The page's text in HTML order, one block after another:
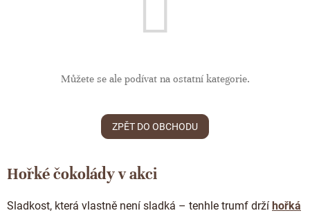
Vánoční čokolády
JANEK Merchandise
Exkluzivní (limitované) spolupráce
Čokoládové krémy
Proteinová čokoláda
Obaleno v čokoládě
Snídaňové kaše
Kakaová hmota
Kakaové slupky
Čokoláda k dalšímu zpracování
Můžete se ale podívat na ostatní kategorie.
ZPĚT DO OBCHODU
Hořké čokolády v akci
Sladkost, která vlastně není sladká – tenhle trumf drží hořká